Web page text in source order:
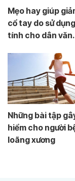
Mẹo hay giúp
cổ tay do sử
tính cho dân
Những bài tập
hiểm cho người
loãng xương